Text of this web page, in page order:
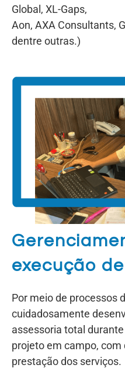
Global, XL-Gaps,
Aon, AXA Consultants,
dentre outras.)
execução
Por meio de processos
cuidadosamente
assessoria total
projeto em campo, com
prestação dos serviços.